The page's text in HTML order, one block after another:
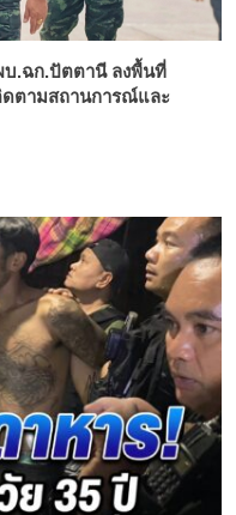
บ.ฉก.ปัตตานี ลงพื้นที่
ดตามสถานการณ์และ